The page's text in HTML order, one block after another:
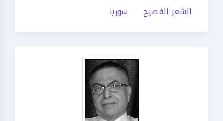
الشعر الفصيح سوريا